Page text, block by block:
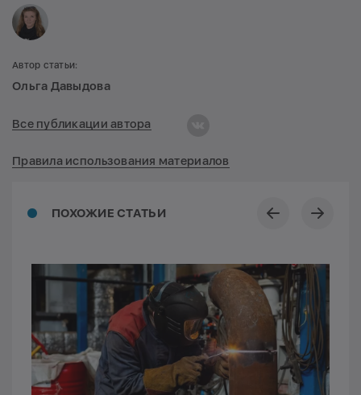
ПОХОЖИЕ СТАТЬИ
Автор статьи:
Ольга Давыдова
Все публикации автора
Правила использования материалов